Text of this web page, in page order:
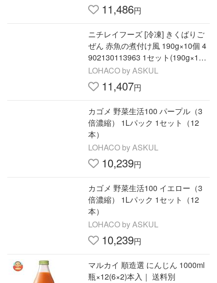
11,486円
ニチレイフーズ [冷凍] きくばりご
ぜん 赤魚の煮付け風 190g×10個 4
902130113963 1セット(190g×10
個)（直送品）
LOHACO by ASKUL
11,407円
カゴメ 野菜生活100 パープル（3
倍濃縮） 1Lパック 1セット（12
本）
LOHACO by ASKUL
10,239円
カゴメ 野菜生活100 イエロー（3
倍濃縮） 1Lパック 1セット（12
本）
LOHACO by ASKUL
10,239円
マルカイ 順造選 にんじん 1000ml
瓶×12(6×2)本入｜ 送料別